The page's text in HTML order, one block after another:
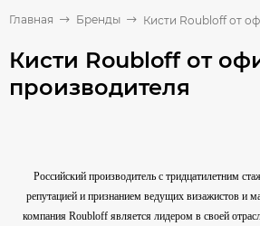
Главная Бренды Кисти Roubloff от
Кисти Roubloff от
производителя
Российский производитель с тридцатилетним
репутацией и признанием ведущих визажистов и
компания Roubloff является лидером в своей